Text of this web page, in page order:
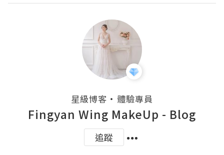
星級博客 ・ 體驗專員
Fingyan Wing MakeUp - Blog
追蹤